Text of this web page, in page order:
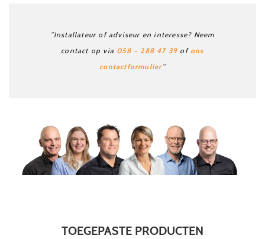
“Installateur of adviseur en interesse? Neem
contact op via 058 – 288 47 39 of ons
contactformulier“
TOEGEPASTE PRODUCTEN